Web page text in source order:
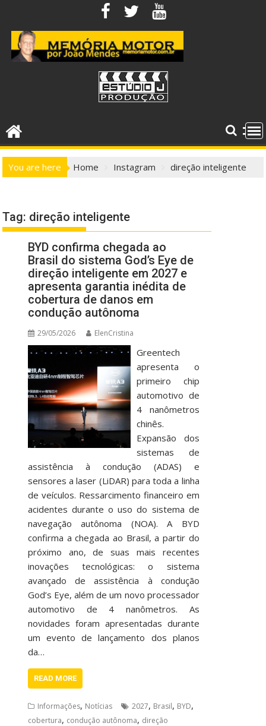
content
You are here Home Instagram direção inteligente
Tag: direção inteligente
BYD confirma chegada ao
Brasil do sistema God’s Eye de
direção inteligente em 2027 e
apresenta garantia inédita de
cobertura de danos em
condução autônoma
29/05/2026 ElenCristina
Greentech
apresenta o
primeiro chip
automotivo de
4 nanômetros
chinês.
Expansão dos
sistemas de
assistência à condução (ADAS) e
sensores a laser (LiDAR) para toda a linha
de veículos. Ressarcimento financeiro em
acidentes durante o uso do sistema de
navegação autônoma (NOA). A BYD
confirma a chegada ao Brasil, a partir do
próximo ano, de suas mais recentes
inovações tecnológicas: o sistema
avançado de assistência à condução
God’s Eye, além de um novo processador
automotivo de 4 nanômetros. As
novidades foram apresentadas durante
um evento de lançamento dos planos
da…
READ MORE
Informações, Notícias 2027, Brasil, BYD,
cobertura, condução autônoma, direção